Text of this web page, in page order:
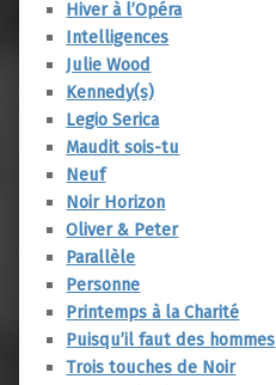
Hiver à l’Opéra
Intelligences
Julie Wood
Kennedy(s)
Legio Serica
Maudit sois-tu
Neuf
Noir Horizon
Oliver & Peter
Parallèle
Personne
Printemps à la Charité
Puisqu’il faut des hommes
Trois touches de Noir